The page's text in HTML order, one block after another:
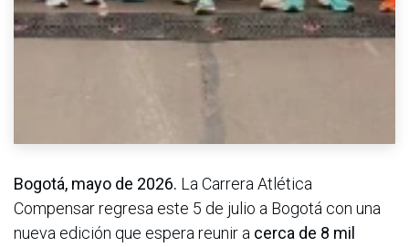
Bogotá, mayo de 2026. La Carrera Atlética
Compensar regresa este 5 de julio a Bogotá con una
nueva edición que espera reunir a cerca de 8 mil